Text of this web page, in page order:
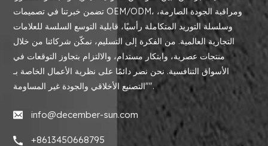
تضمن خبرتنا في تصميمات OEM/ODM، ومراقبة الجودة الصارمة،
وسلسلة التوريد المتكاملة رأسيًا، قابلية التوسع السلسة للعلامات
التجارية العالمية. من الفكرة إلى التسليم، نمكّن شركائنا من خلال
منتجات عصرية، وابتكار مستدام، والالتزام بتجاوز التوقعات في
الأسواق التنافسية. نحن نصر دائمًا على نظرية الأعمال الخاصة بـ
"التصنيع الأخلاقي والجودة غير المساومة".
info@december-sun.com
+8613450668795